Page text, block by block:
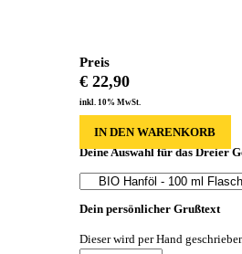
Preis
€ 22,90
inkl. 10% MwSt.
IN DEN WARENKORB
Deine Auswahl für das Dreier
Dein persönlicher Grußtext
Dieser wird per Hand